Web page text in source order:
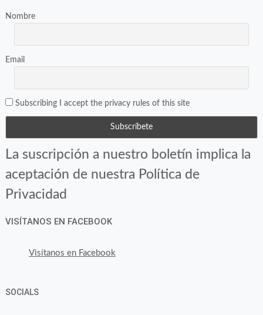
Nombre
Email
Subscribing I accept the privacy rules of this site
La suscripción a nuestro boletín implica la
aceptación de nuestra Política de
Privacidad
VISÍTANOS EN FACEBOOK
Visítanos en Facebook
SOCIALS